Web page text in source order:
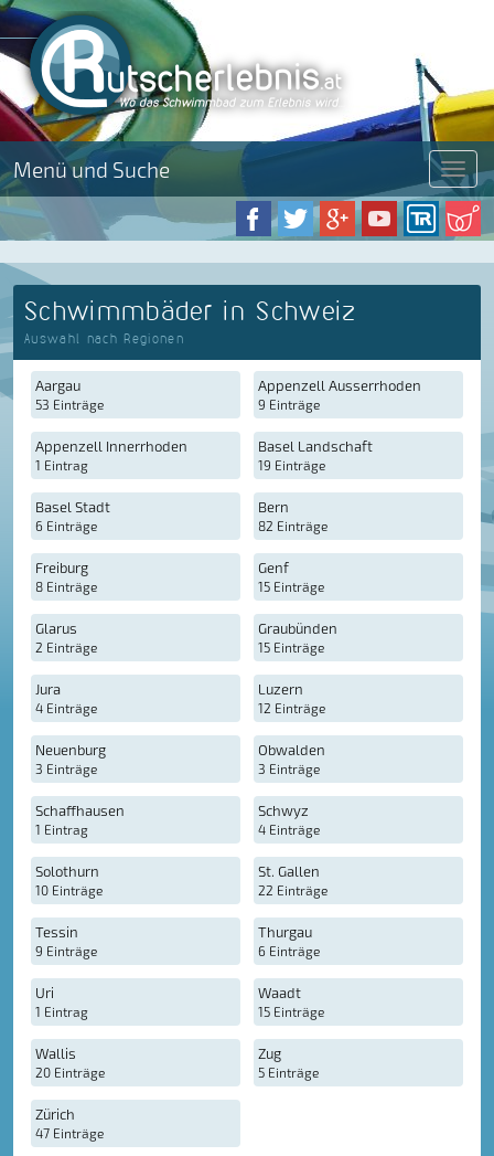
Menü und Suche Menü
Schwimmbäder in Schweiz
Auswahl nach Regionen
Aargau
53 Einträge
Appenzell Ausserrhoden
9 Einträge
Appenzell Innerrhoden
1 Eintrag
Basel Landschaft
19 Einträge
Basel Stadt
6 Einträge
Bern
82 Einträge
Freiburg
8 Einträge
Genf
15 Einträge
Glarus
2 Einträge
Graubünden
15 Einträge
Jura
4 Einträge
Luzern
12 Einträge
Neuenburg
3 Einträge
Obwalden
3 Einträge
Schaffhausen
1 Eintrag
Schwyz
4 Einträge
Solothurn
10 Einträge
St. Gallen
22 Einträge
Tessin
9 Einträge
Thurgau
6 Einträge
Uri
1 Eintrag
Waadt
15 Einträge
Wallis
20 Einträge
Zug
5 Einträge
Zürich
47 Einträge